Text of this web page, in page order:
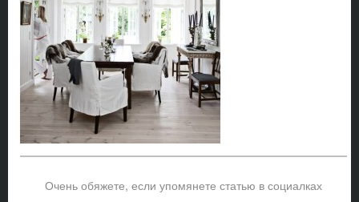
Очень обяжете, если упомянете статью в социалках